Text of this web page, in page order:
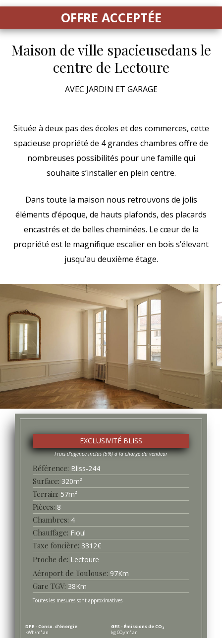
OFFRE ACCEPTÉE
Maison de ville spacieusedans le
centre de Lectoure
AVEC JARDIN ET GARAGE
Située à deux pas des écoles et des commerces, cette
spacieuse propriété de 4 grandes chambres offre de
nombreuses possibilités pour une famille qui
souhaite s’installer en plein centre.
Dans toute la maison nous retrouvons de jolis
éléments d’époque, de hauts plafonds, des placards
encastrés et de belles cheminées. Le cœur de la
propriété est le magnifique escalier en bois s’élevant
jusqu’au deuxième étage.
EXCLUSIVITÉ BLISS
Référence Bliss-244
Surface 320m²
Terrain 57m²
Pièces 8
Chambres 4
Chauffage Fioul
Taxe foncière 3312€
Proche de Lectoure
Aéroport de Toulouse 97Km
Gare TGV 38Km
Toutes les mesures sont approximatives
DPE - Conso. d'énergie
kWh/m².an
GES - Émissions de CO₂
kg CO₂/m².an